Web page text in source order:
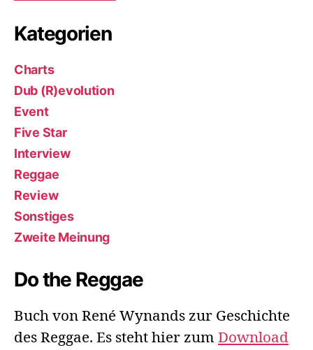
Kategorien
Charts
Dub (R)evolution
Event
Five Star
Interview
Reggae
Review
Sonstiges
Zweite Meinung
Do the Reggae
Buch von René Wynands zur Geschichte
des Reggae. Es steht hier zum Download